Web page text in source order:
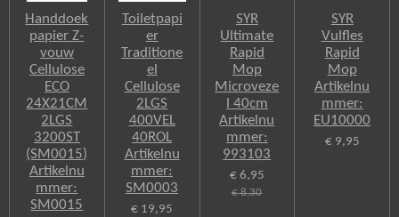
Handdoek
papier Z-
vouw
Cellulose
ECO
24X21CM
2LGS
3200ST
(SM0015)
Artikelnu
mmer:
SM0015
Toiletpapi
er
Traditione
el
Cellulose
2LGS
400VEL
40ROL
Artikelnu
mmer:
SM0003
€ 19,95
SYR
Ultimate
Rapid
Mop
Microveze
l 40cm
Artikelnu
mmer:
993103
€ 6,95
€ 8,30
SYR
Vulfles
Rapid
Mop
Artikelnu
mmer:
EU10000
€ 9,95